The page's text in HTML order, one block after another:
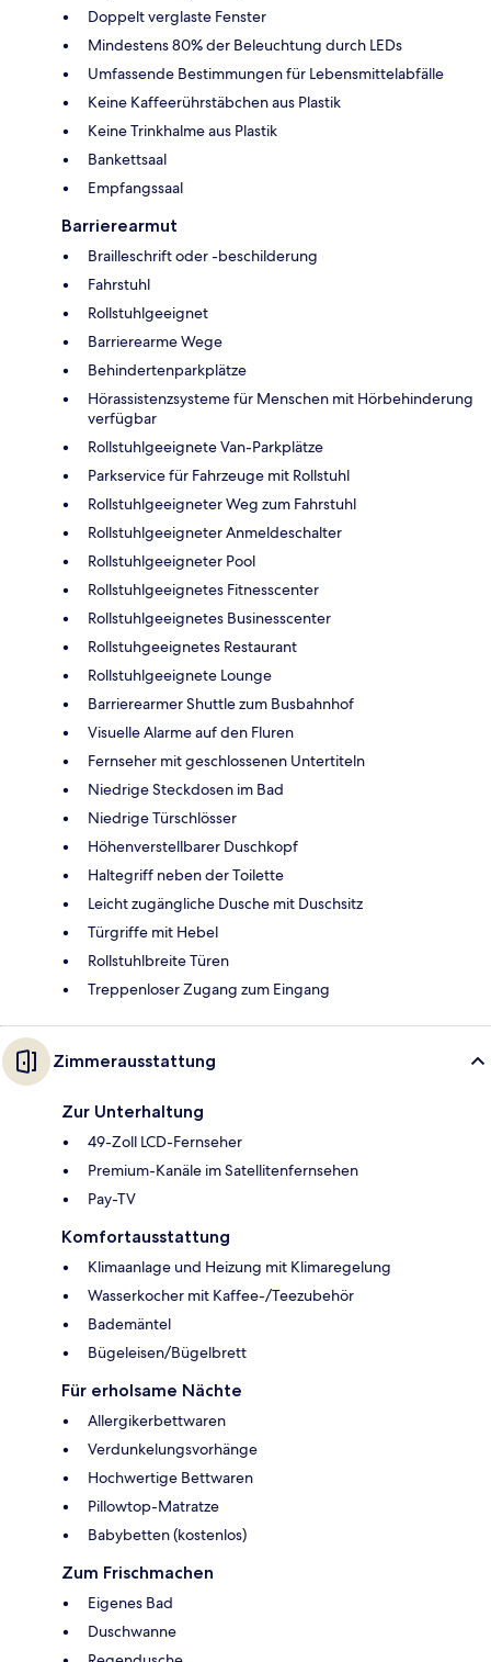
Doppelt verglaste Fenster
Mindestens 80% der Beleuchtung durch LEDs
Umfassende Bestimmungen für Lebensmittelabfälle
Keine Kaffeerührstäbchen aus Plastik
Keine Trinkhalme aus Plastik
Bankettsaal
Empfangssaal
Barrierearmut
Brailleschrift oder -beschilderung
Fahrstuhl
Rollstuhlgeeignet
Barrierearme Wege
Behindertenparkplätze
Hörassistenzsysteme für Menschen mit Hörbehinderung
verfügbar
Rollstuhlgeeignete Van-Parkplätze
Parkservice für Fahrzeuge mit Rollstuhl
Rollstuhlgeeigneter Weg zum Fahrstuhl
Rollstuhlgeeigneter Anmeldeschalter
Rollstuhlgeeigneter Pool
Rollstuhlgeeignetes Fitnesscenter
Rollstuhlgeeignetes Businesscenter
Rollstuhgeeignetes Restaurant
Rollstuhlgeeignete Lounge
Barrierearmer Shuttle zum Busbahnhof
Visuelle Alarme auf den Fluren
Fernseher mit geschlossenen Untertiteln
Niedrige Steckdosen im Bad
Niedrige Türschlösser
Höhenverstellbarer Duschkopf
Haltegriff neben der Toilette
Leicht zugängliche Dusche mit Duschsitz
Türgriffe mit Hebel
Rollstuhlbreite Türen
Treppenloser Zugang zum Eingang
Zimmerausstattung
Zur Unterhaltung
49-Zoll LCD-Fernseher
Premium-Kanäle im Satellitenfernsehen
Pay-TV
Komfortausstattung
Klimaanlage und Heizung mit Klimaregelung
Wasserkocher mit Kaffee-/Teezubehör
Bademäntel
Bügeleisen/Bügelbrett
Für erholsame Nächte
Allergikerbettwaren
Verdunkelungsvorhänge
Hochwertige Bettwaren
Pillowtop-Matratze
Babybetten (kostenlos)
Zum Frischmachen
Eigenes Bad
Duschwanne